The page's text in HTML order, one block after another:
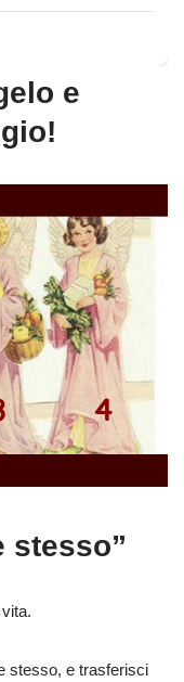
e
stesso”
stesso, e trasferisci